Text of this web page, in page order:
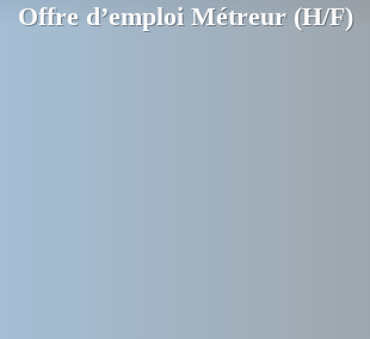
Offre d’emploi Métreur (H/F)